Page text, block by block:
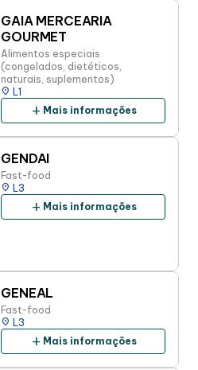
GAIA MERCEARIA
GOURMET
Alimentos especiais
(congelados, dietéticos,
naturais, suplementos)
place L1
add Mais informações
GENDAI
Fast-food
place L3
add Mais informações
GENEAL
Fast-food
place L3
add Mais informações